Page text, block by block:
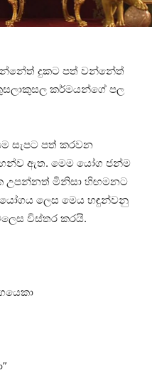
දුකට පත් වන්නේත්
කර්මයන්ගේ පල
සැපට පත් කරවන
ඇත. මෙම යෝග ජන්ම
උපන්නත් මිනිසා හිඟමනට
යෝගය ලෙස මෙය හඳුන්වනු
විස්‌තර කරයි.